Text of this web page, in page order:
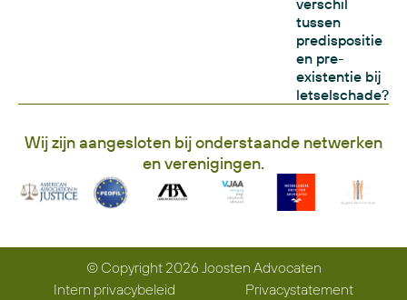
tussen
predispositie
en pre-
existentie bij
letselschade?
Wij zijn aangesloten bij onderstaande netwerken
en verenigingen.
© Copyright 2026 Joosten Advocaten
Intern privacybeleid
Privacystatement